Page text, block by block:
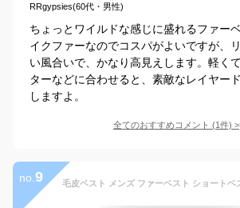
RRgypsies(60代・男性)
ちょっとワイルドな感じに盛れるファー
イクファーなのでコスパがよいですが、
い風合いで、かなり高見えします。軽く
ターなどに合わせると、素敵なレイヤー
しますよ。
全てのおすすめコメント (1件) >
no. 9